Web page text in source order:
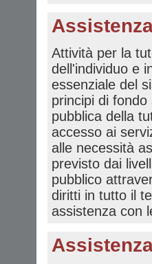
Attività per la
dell'individuo e
essenziale del
principi di
pubblica della
accesso ai
alle necessità
previsto dai
pubblico
diritti in tutto il
assistenza con